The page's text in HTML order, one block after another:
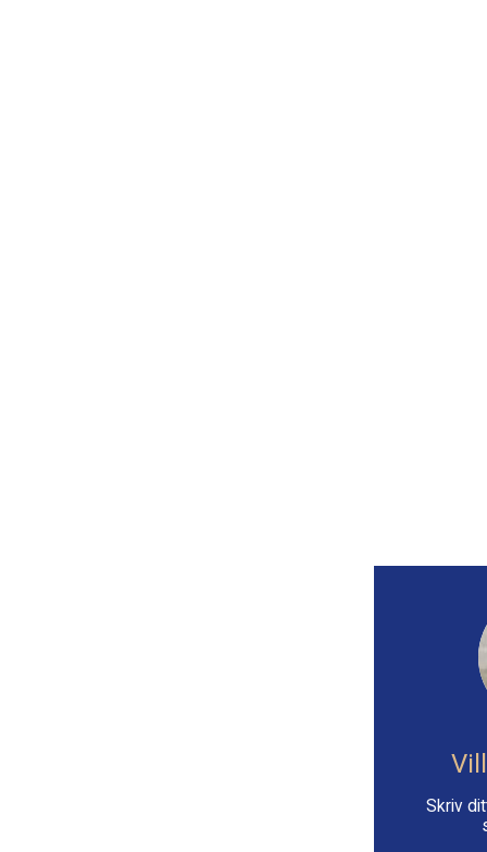
Skriv